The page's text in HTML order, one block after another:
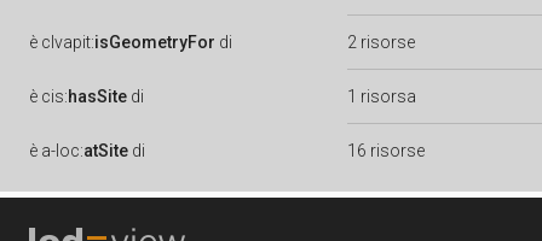
è clvapit:isGeometryFor di 2 risorse
è cis:hasSite di 1 risorsa
è a-loc:atSite di 16 risorse